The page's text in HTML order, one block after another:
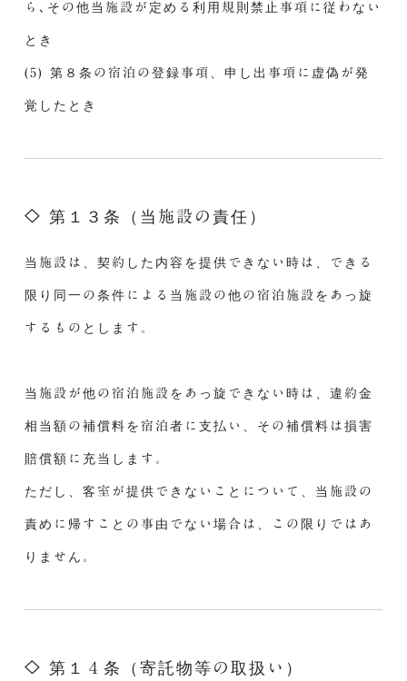
ら､その他当施設が定める利用規則禁止事項に従わない
とき
(5) 第８条の宿泊の登録事項、申し出事項に虚偽が発
覚したとき
第１３条（当施設の責任）
当施設は、契約した内容を提供できない時は、できる
限り同一の条件による当施設の他の宿泊施設をあっ旋
するものとします。
当施設が他の宿泊施設をあっ旋できない時は、違約金
相当額の補償料を宿泊者に支払い、その補償料は損害
賠償額に充当します。
ただし、客室が提供できないことについて、当施設の
責めに帰すことの事由でない場合は、この限りではあ
りません。
第１４条（寄託物等の取扱い）